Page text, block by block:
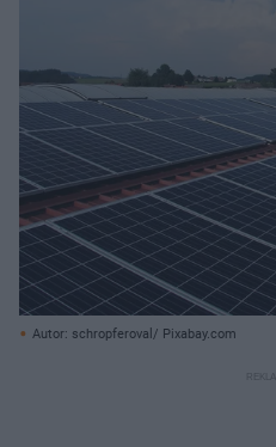
Autor: schropferoval/ Pixabay.com